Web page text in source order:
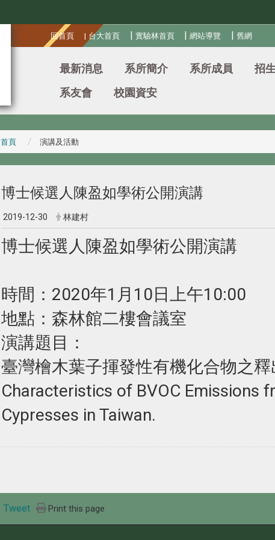
回首頁 | 台大首頁 | 實驗林首頁 |網站導覽 |舊網
最新消息 系所簡介 系所成員 招
系友會
校園資安
首頁 演講及活動
博士候選人陳盈如學術公開演講
2019-12-30 林建村
博士候選人陳盈如學術公開演講
時間：2020年1月10日上午10:00
地點：森林館二樓會議室
演講題目：
臺灣檜木葉子揮發性有機化合物之釋
Characteristics of BVOC Emissions
Cypresses in Taiwan.
Tweet Print this page